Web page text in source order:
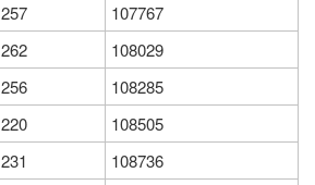
257
107767
262
108029
256
108285
220
108505
231
108736